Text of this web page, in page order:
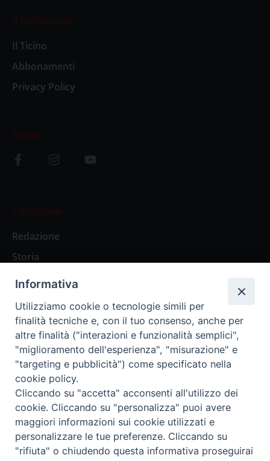
Il settimanale
Il Ticino
Abbonamenti
Privacy Policy
Social
L’editoriale
Redazione
Storia
Abbonamenti
Abbonamento Annuale Digitale
Abbonamento Annuale Cartaceo
Abbonamento Singola Copia Digitale
Redazione: Pavia, Piazza Duomo 11 - tel. 0382.24736 -
amministrazione@ilticino.it - repossi@ilticino.it - P.
Informativa
Utilizziamo cookie o tecnologie simili per
finalità tecniche e, con il tuo consenso, anche per
altre finalità ("interazioni e funzionalità semplici",
"miglioramento dell'esperienza", "misurazione" e
"targeting e pubblicità") come specificato nella
cookie policy.
Cliccando su "accetta" acconsenti all'utilizzo dei
cookie. Cliccando su "personalizza" puoi avere
maggiori informazioni sui cookie utilizzati e
personalizzare le tue preferenze. Cliccando su
"rifiuta" o chiudendo questa informativa proseguirai